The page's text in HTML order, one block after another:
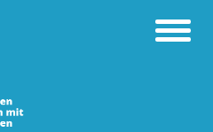
Toggle